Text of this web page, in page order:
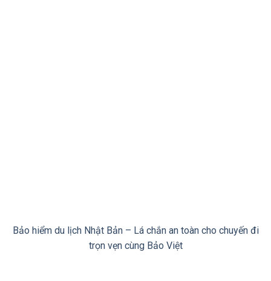
Bảo hiểm du lịch Nhật Bản – Lá chắn an toàn cho chuyến đi
trọn vẹn cùng Bảo Việt